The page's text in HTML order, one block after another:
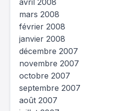
avril 2008
mars 2008
février 2008
janvier 2008
décembre 2007
novembre 2007
octobre 2007
septembre 2007
août 2007